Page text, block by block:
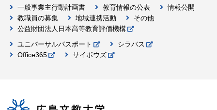
一般事業主行動計画書 教育情報の公表
情報公開
教職員の募集
地域連携活動
その他
公益財団法人日本高等教育評価機構
ユニバーサルパスポート
シラバス
Office365
サイボウズ